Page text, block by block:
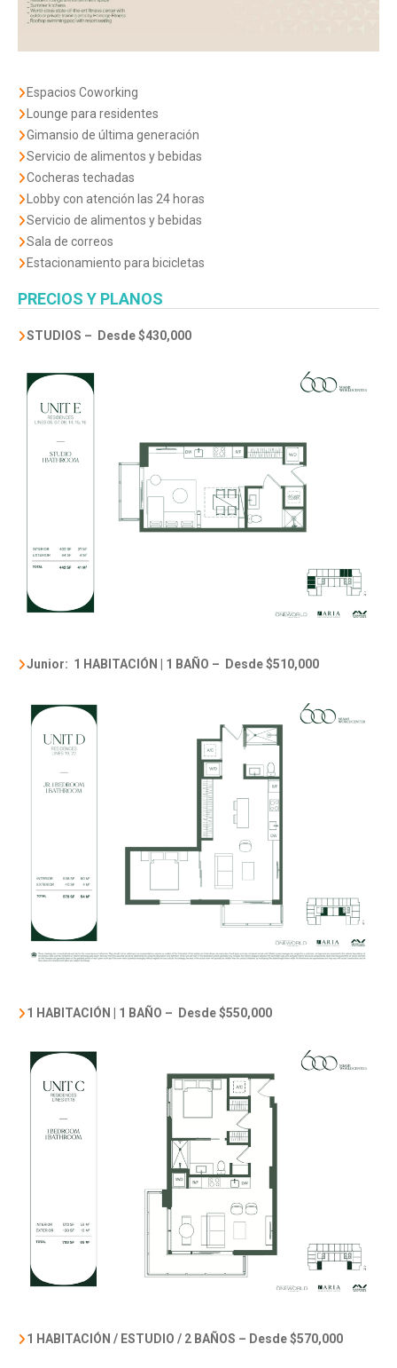
Espacios Coworking
Lounge para residentes
Gimansio de última generación
Servicio de alimentos y bebidas
Cocheras techadas
Lobby con atención las 24 horas
Servicio de alimentos y bebidas
Sala de correos
Estacionamiento para bicicletas
PRECIOS Y PLANOS
STUDIOS – Desde $430,000
Junior: 1 HABITACIÓN | 1 BAÑO – Desde $510,000
1 HABITACIÓN | 1 BAÑO – Desde $550,000
1 HABITACIÓN / ESTUDIO / 2 BAÑOS – Desde $570,000